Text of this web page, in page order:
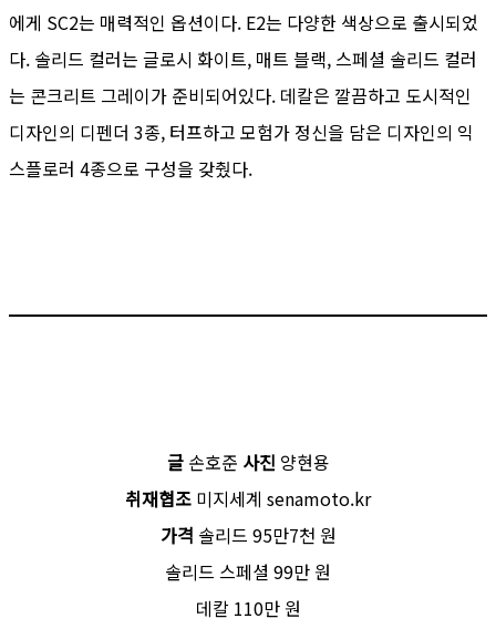
에게 SC2는 매력적인 옵션이다. E2는 다양한 색상으로 출시되었
다. 솔리드 컬러는 글로시 화이트, 매트 블랙, 스페셜 솔리드 컬러
는 콘크리트 그레이가 준비되어있다. 데칼은 깔끔하고 도시적인
디자인의 디펜더 3종, 터프하고 모험가 정신을 담은 디자인의 익
스플로러 4종으로 구성을 갖췄다.
글손호준 사진 양현용
취재협조 미지세계 senamoto.kr
가격 솔리드 95만7천 원
솔리드 스페셜 99만 원
데칼 110만 원